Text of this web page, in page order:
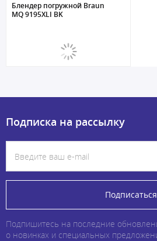
Блендер погружной Braun
MQ 9195XLI BK
Подписка на рассылку
Подписаться
Подпишитесь на последние
о новинках и специальных